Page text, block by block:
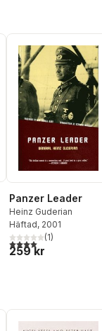
Panzer Leader
Heinz Guderian
Häftad, 2001
4,0utav 5 stjärnor.
(1)
259 kr